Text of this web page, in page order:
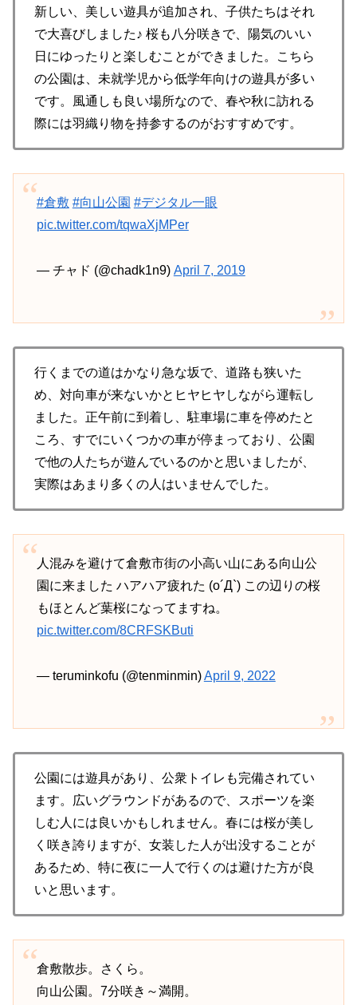
新しい、美しい遊具が追加され、子供たちはそれ
で大喜びしました♪ 桜も八分咲きで、陽気のいい
日にゆったりと楽しむことができました。こちら
の公園は、未就学児から低学年向けの遊具が多い
です。風通しも良い場所なので、春や秋に訪れる
際には羽織り物を持参するのがおすすめです。
#倉敷 #向山公園 #デジタル一眼
pic.twitter.com/tqwaXjMPer
— チャド (@chadk1n9) April 7, 2019
行くまでの道はかなり急な坂で、道路も狭いた
め、対向車が来ないかとヒヤヒヤしながら運転し
ました。正午前に到着し、駐車場に車を停めたと
ころ、すでにいくつかの車が停まっており、公園
で他の人たちが遊んでいるのかと思いましたが、
実際はあまり多くの人はいませんでした。
人混みを避けて倉敷市街の小高い山にある向山公
園に来ました ハアハア疲れた (o´Д`) この辺りの桜
もほとんど葉桜になってますね。
pic.twitter.com/8CRFSKButi
— teruminkofu (@tenminmin)April 9, 2022
公園には遊具があり、公衆トイレも完備されてい
ます。広いグラウンドがあるので、スポーツを楽
しむ人には良いかもしれません。春には桜が美し
く咲き誇りますが、女装した人が出没することが
あるため、特に夜に一人で行くのは避けた方が良
いと思います。
倉敷散歩。さくら。
向山公園。7分咲き～満開。